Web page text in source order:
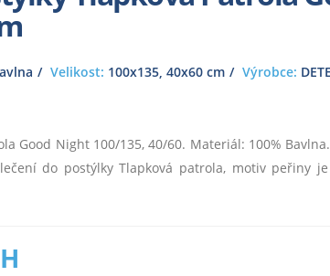
Velikost: 100x135, 40x60 cm Výrobce:
Good Night 100/135, 40/60. Materiál: 100%
do postýlky Tlapková patrola, motiv peřiny